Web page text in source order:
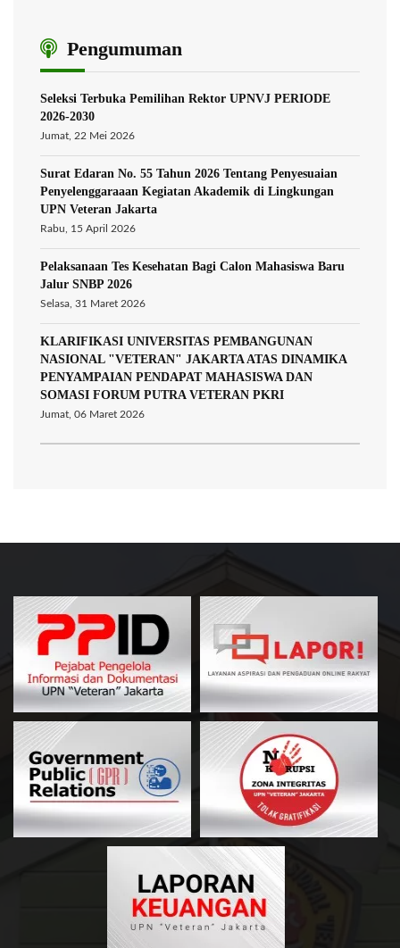
Pengumuman
Seleksi Terbuka Pemilihan Rektor UPNVJ PERIODE
2026-2030
Jumat, 22 Mei 2026
Surat Edaran No. 55 Tahun 2026 Tentang Penyesuaian
Penyelenggaraaan Kegiatan Akademik di Lingkungan
UPN Veteran Jakarta
Rabu, 15 April 2026
Pelaksanaan Tes Kesehatan Bagi Calon Mahasiswa Baru
Jalur SNBP 2026
Selasa, 31 Maret 2026
KLARIFIKASI UNIVERSITAS PEMBANGUNAN
NASIONAL "VETERAN" JAKARTA ATAS DINAMIKA
PENYAMPAIAN PENDAPAT MAHASISWA DAN
SOMASI FORUM PUTRA VETERAN PKRI
Jumat, 06 Maret 2026